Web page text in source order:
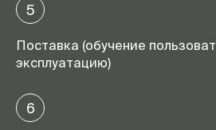
5
Поставка (обучение
эксплуатацию)
6